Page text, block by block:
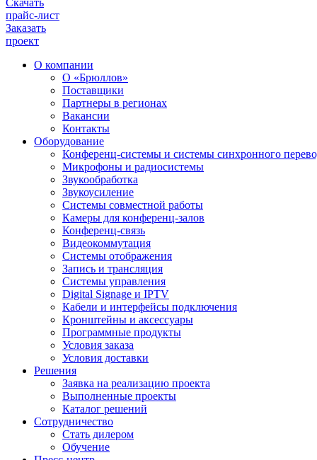
Скачать
прайс-лист
Заказать
проект
О компании
О «Брюллов»
Поставщики
Партнеры в регионах
Вакансии
Контакты
Оборудование
Конференц-системы и системы синхронного
Микрофоны и радиосистемы
Звукообработка
Звукоусиление
Системы совместной работы
Камеры для конференц-залов
Конференц-связь
Видеокоммутация
Системы отображения
Запись и трансляция
Системы управления
Digital Signage и IPTV
Кабели и интерфейсы подключения
Кронштейны и аксессуары
Программные продукты
Условия заказа
Условия доставки
Решения
Заявка на реализацию проекта
Выполненные проекты
Каталог решений
Сотрудничество
Стать дилером
Обучение